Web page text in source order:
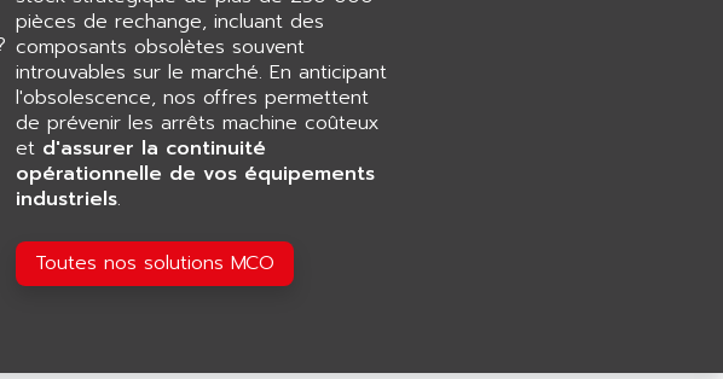
pièces de rechange, incluant des
composants obsolètes souvent
introuvables sur le marché. En anticipant
l'obsolescence, nos offres permettent
de prévenir les arrêts machine coûteux
et d'assurer la continuité
opérationnelle de vos équipements
industriels.
Toutes nos solutions MCO